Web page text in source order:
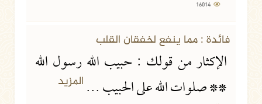
فائدة : مما ينفع لخفقان القلب
الإكثار من قولك : حبيب الله رسول الله
** صلوات الله على الحبيب ... المزيد